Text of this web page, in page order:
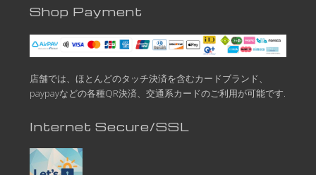
Shop Payment
店舗では、ほとんどのタッチ決済を含むカードブランド、
paypayなどの各種QR決済、交通系カードのご利用が可能です.
Internet Secure/SSL